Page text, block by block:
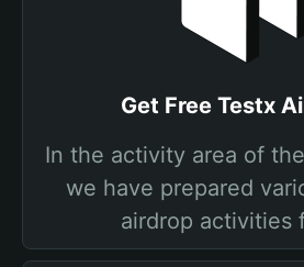
Get Free Testx
In the activity area of
we have prepared
airdrop activities